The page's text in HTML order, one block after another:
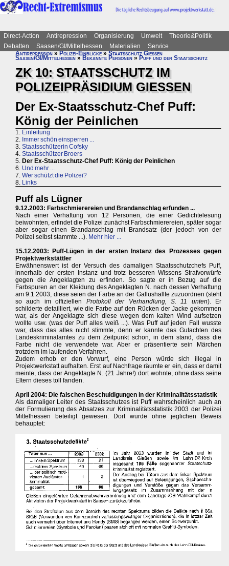
Direct-Action Antirepression Organisierung Umwelt
Theorie&Politik
Debatten
Saasen/GI/Mittelhessen Materialien
Service
Antirepression»Polizei-Einblicke»Staatsschutz Gießen
Saasen/GI/Mittelhessen » Bekannte Personen » Puff und der Staatsschutz
ZK 10: STAATSSCHUTZ IM
POLIZEIPRÄSIDIUM GIESSEN
Der Ex-Staatsschutz-Chef Puff:
König der Peinlichen
1. Einleitung
2. Immer schön einsperren ...
3. Staatsschützerin Cofsky
4. Staatsschützer Broers
5. Der Ex-Staatsschutz-Chef Puff: König der Peinlichen
6. Und mehr ...
7. Wer schützt die Polizei?
8. Links
Puff als Lügner
9.12.2003: Farbschmierereien und Brandanschlag erfunden ...
Nach einer Verhaftung von 12 Personen, die einer Gedichtelesung
beiwohnten, erfindet die Polizei zunächst Farbschmierereien, später sogar
aber sogar einen Brandanschlag mit Brandsatz (der jedoch von der
Polizei selbst stammte ...). Mehr hier ...
15.12.2003: Puff-Lügen in der ersten Instanz des Prozesses gegen
Projektwerkstättler
Erwähnenswert ist der Versuch des damaligen Staatsschutzchefs Puff,
innerhalb der ersten Instanz und trotz besseren Wissens Strafvorwürfe
gegen die Angeklagten zu erfinden. So sagte er in Bezug auf die
Farbspuren an der Kleidung des Angeklagten N. nach dessen Verhaftung
am 9.1.2003, diese seien der Farbe an der Gallushallte zuzuordnen (steht
so auch im offiziellen Protokoll der Verhandlung, S. 11 unten). Er
schilderte detailliert, wie die Farbe auf den Rücken der Jacke gekommen
war, als der Angeklagte sich diese wegen dem kalten Wind aufsetzen
wollte usw. (was der Puff alles weiß ...). Was Puff auf jeden Fall wusste
war, dass das alles nicht stimmte, denn er kannte das Gutachten des
Landeskriminalamtes zu dem Zeitpunkt schon, in dem stand, dass die
Farbe nicht die verwendete war. Aber er präsentierte sein Märchen
trotzdem im laufenden Verfahren.
Zudem erhob er den Vorwurf, eine Person würde sich illegal in
Projektwerkstatt aufhalten. Erst auf Nachfrage räumte er ein, dass er damit
meinte, dass der Angeklagte N. (21 Jahre!) dort wohnte, ohne dass seine
Eltern dieses toll fanden.
April 2004: Die falschen Beschuldigungen in der Kriminalitätsstatistik
Als damaliger Leiter des Staatsschutzes ist Puff wahrscheinlich auch an
der Formulierung des Absatzes zur Kriminalitätsstatistik 2003 der Polizei
Mittelhessen beteiligt gewesen. Dort wurde ohne jeglichen Beweis
behauptet: